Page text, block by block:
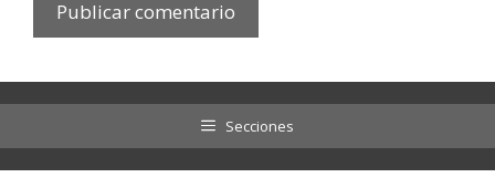
Secciones